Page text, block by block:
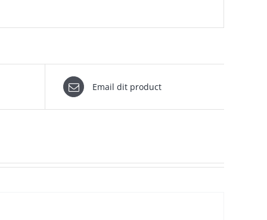
Email dit product